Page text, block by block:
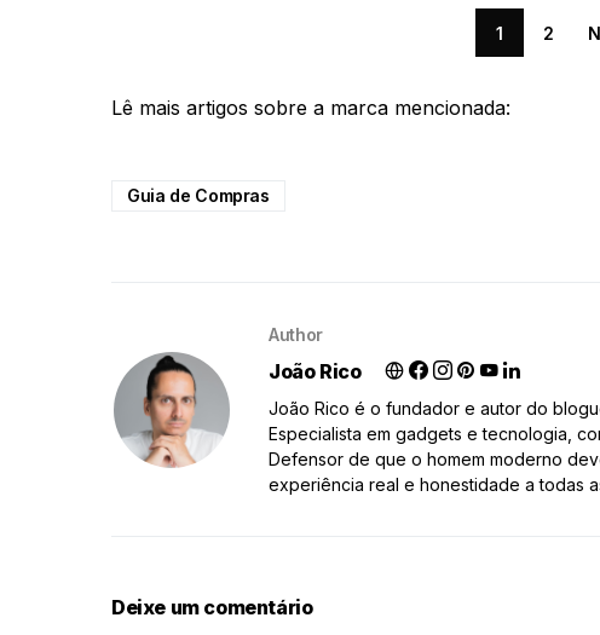
1 2
Lê mais artigos sobre a marca mencionada:
Guia de Compras
Author
João Rico
João Rico é o fundador e autor do
Especialista em gadgets e tecnologia,
Defensor de que o homem moderno
experiência real e honestidade a todas
Deixe um comentário